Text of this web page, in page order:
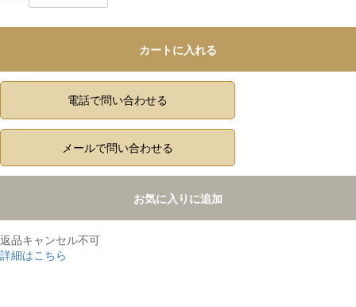
カートに入れる
電話で問い合わせる
メールで問い合わせる
お気に入りに追加
返品キャンセル不可
詳細はこちら